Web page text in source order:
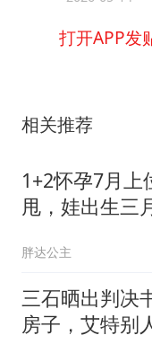
打开APP发
相关推荐
1+2怀孕7月上
甩，娃出生三
胖达公主
三石晒出判决
房子，艾特别